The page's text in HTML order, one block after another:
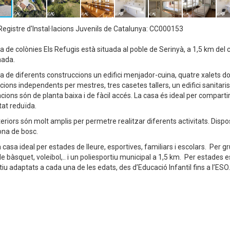
d'Instal·lacions Juvenils de Catalunya: CC000153
de colònies Els Refugis està situada al poble de Serinyà, a 1,5 km
de diferents construccions un edifici menjador-cuina, quatre xalets
independents per mestres, tres casetes tallers, un edifici
són de planta baixa i de fàcil accés. La casa és ideal per
reduïda.
són molt amplis per permetre realitzar diferents activitats.
de bosc.
casa ideal per estades de lleure, esportives, familiars i escolars. Per
bàsquet, voleibol,.. i un poliesportiu municipal a 1,5 km. Per estades
adaptats a cada una de les edats, des d’Educació Infantil fins a l’ESO.